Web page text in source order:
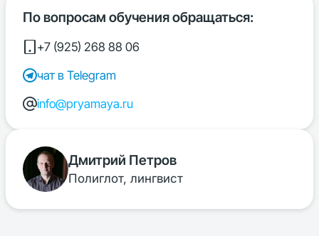
По вопросам обучения обращаться:
+7 (925) 268 88 06
чат в Telegram
info@pryamaya.ru
Дмитрий Петров
Полиглот, лингвист